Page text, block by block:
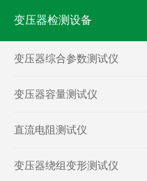
变压器检测设备
变压器综合参数测试仪
变压器容量测试仪
直流电阻测试仪
变压器绕组变形测试仪